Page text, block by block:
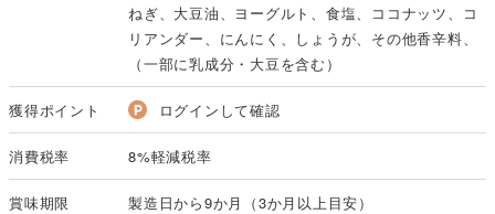
ねぎ、大豆油、ヨーグルト、食塩、ココナッツ、コ
リアンダー、にんにく、しょうが、その他香辛料、
（一部に乳成分・大豆を含む）
獲得ポイント ログインして確認
消費税率 8%軽減税率
賞味期限 製造日から9か月（3か月以上目安）